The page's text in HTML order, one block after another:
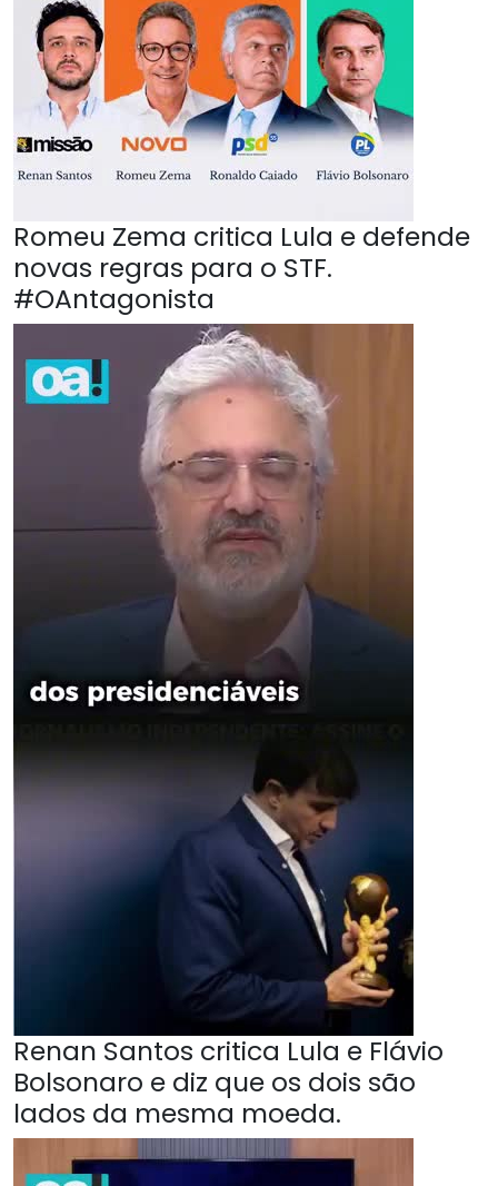
Romeu Zema critica Lula e defende
novas regras para o STF.
#OAntagonista
Renan Santos critica Lula e Flávio
Bolsonaro e diz que os dois são
lados da mesma moeda.